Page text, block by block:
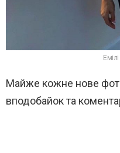
Майже кожне нове
вподобайок та